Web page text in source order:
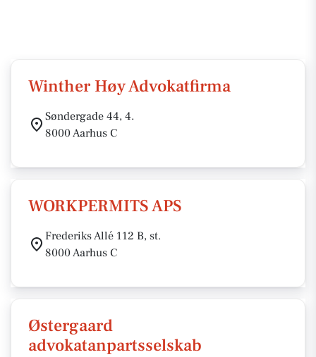
Winther Høy Advokatfirma
Søndergade 44, 4.
8000 Aarhus C
WORKPERMITS APS
Frederiks Allé 112 B, st.
8000 Aarhus C
Østergaard
advokatanpartsselskab